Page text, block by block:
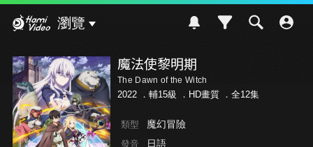
瀏覽
魔法使黎明期
The Dawn of the Witch
2022 ． 輔15級 ．HD畫質 ．全12集
類型 魔幻冒險
發音 日語